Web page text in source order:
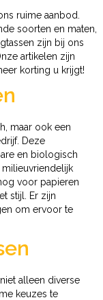
ruime aanbod.
soorten en maten,
zijn bij ons
artikelen zijn
korting u krijgt!
maar ook een
Deze
en biologisch
voor papieren
stijl. Er zijn
om ervoor te
alleen diverse
keuzes te